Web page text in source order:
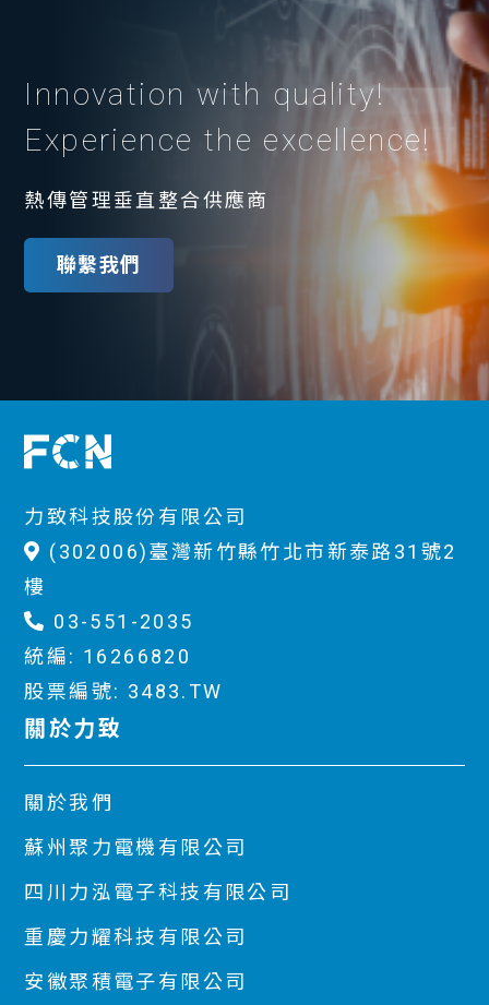
Innovation with quality!
Experience the excellence!
熱傳管理垂直整合供應商
聯繫我們
力致科技股份有限公司
(302006)臺灣新竹縣竹北市新泰路31號2
樓
03-551-2035
統編: 16266820
股票編號: 3483.TW
關於力致
關於我們
蘇州聚力電機有限公司
四川力泓電子科技有限公司
重慶力耀科技有限公司
安徽聚積電子有限公司